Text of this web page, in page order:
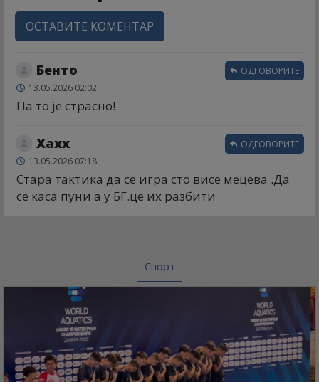
ОСТАВИТЕ КОМЕНТАР
Бенто
13.05.2026 02:02
Па то је страсно!
ОДГОВОРИТЕ
Хахх
13.05.2026 07:18
Стара тактика да се игра сто висе мецева .Да
се каса пуни а у БГ.це их разбити
ОДГОВОРИТЕ
Спорт